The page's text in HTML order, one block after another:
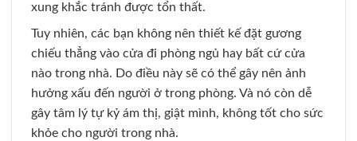
xung khắc tránh được tổn thất.
Tuy nhiên, các bạn không nên thiết kế đặt gương
chiếu thẳng vào cửa đi phòng ngủ hay bất cứ cửa
nào trong nhà. Do điều này sẽ có thể gây nên ảnh
hưởng xấu đến người ở trong phòng. Và nó còn dễ
gây tâm lý tự kỷ ám thị, giật mình, không tốt cho sức
khỏe cho người trong nhà.